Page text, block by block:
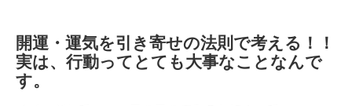
開運・運気を引き寄せの法則で考える！！
実は、行動ってとても大事なことなんで
す。